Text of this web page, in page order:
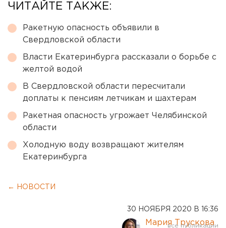
ЧИТАЙТЕ ТАКЖЕ:
Ракетную опасность объявили в
Свердловской области
Власти Екатеринбурга рассказали о борьбе с
желтой водой
В Свердловской области пересчитали
доплаты к пенсиям летчикам и шахтерам
Ракетная опасность угрожает Челябинской
области
Холодную воду возвращают жителям
Екатеринбурга
← НОВОСТИ
30 НОЯБРЯ 2020 В 16:36
Мария Трускова